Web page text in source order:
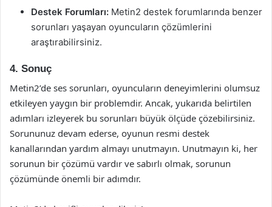
Destek Forumları: Metin2 destek forumlarında benzer
sorunları yaşayan oyuncuların çözümlerini
araştırabilirsiniz.
4. Sonuç
Metin2’de ses sorunları, oyuncuların deneyimlerini olumsuz
etkileyen yaygın bir problemdir. Ancak, yukarıda belirtilen
adımları izleyerek bu sorunları büyük ölçüde çözebilirsiniz.
Sorununuz devam ederse, oyunun resmi destek
kanallarından yardım almayı unutmayın. Unutmayın ki, her
sorunun bir çözümü vardır ve sabırlı olmak, sorunun
çözümünde önemli bir adımdır.